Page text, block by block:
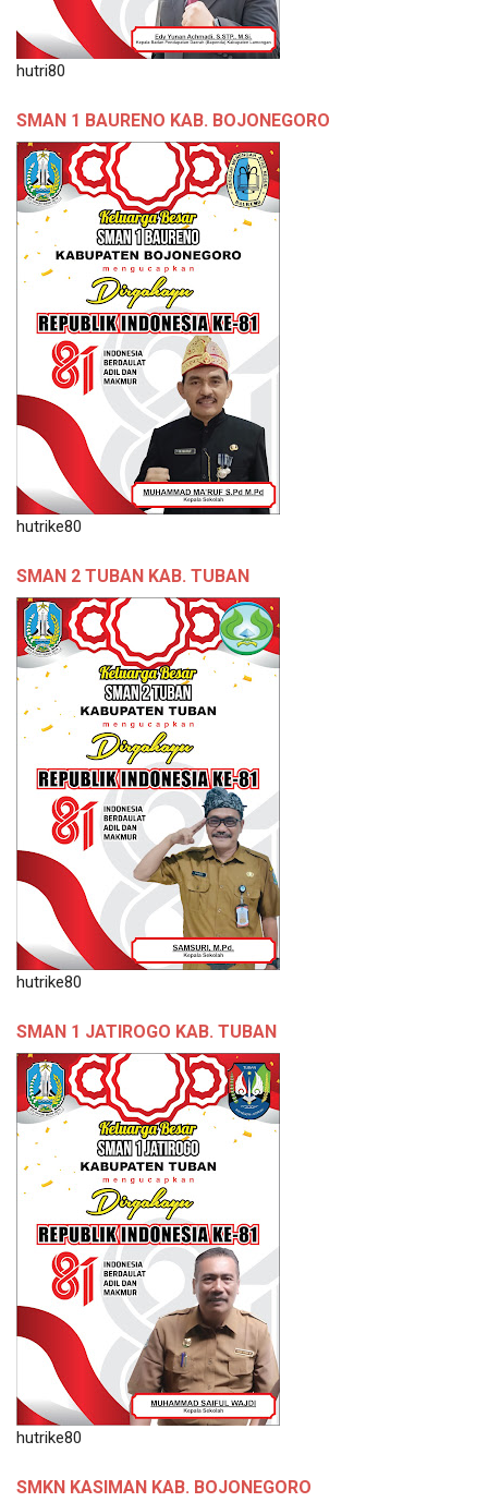
hutri80
SMAN 1 BAURENO KAB. BOJONEGORO
hutrike80
SMAN 2 TUBAN KAB. TUBAN
hutrike80
SMAN 1 JATIROGO KAB. TUBAN
hutrike80
SMKN KASIMAN KAB. BOJONEGORO